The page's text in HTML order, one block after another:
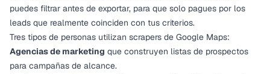
puedes filtrar antes de exportar, para que solo pagues por los
leads que realmente coinciden con tus criterios.
Tres tipos de personas utilizan scrapers de Google Maps:
Agencias de marketing que construyen listas de prospectos
para campañas de alcance.